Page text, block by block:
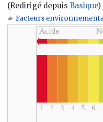
(Redirigé depuis Basique)
Aller à :navigation,
Facteurs